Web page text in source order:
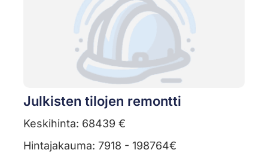
Julkisten tilojen remontti
Keskihinta: 68439 €
Hintajakauma: 7918 - 198764€